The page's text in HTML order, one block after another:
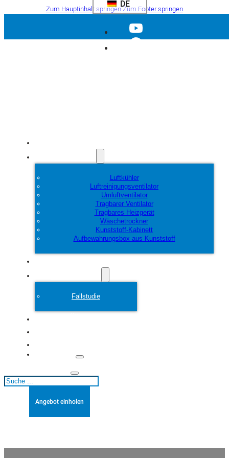
Zum Hauptinhalt springenZum Footer springen
DE
Luftkühler
Luftreinigungsventilator
Umluftventilator
Tragbarer Ventilator
Tragbares Heizgerät
Wäschetrockner
Kunststoff-Kabinett
Aufbewahrungsbox aus Kunststoff
Fallstudie
Suchen
Angebot einholen